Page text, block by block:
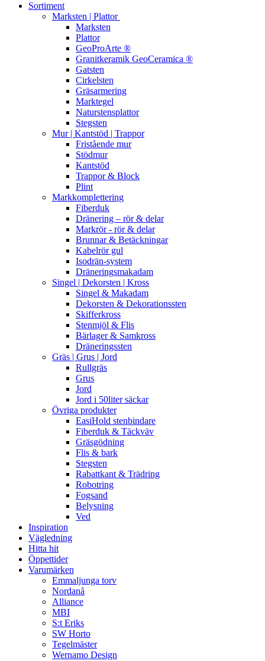
Sortiment
Marksten | Plattor
Marksten
Plattor
GeoProArte ®
Granitkeramik GeoCeramica ®
Gatsten
Cirkelsten
Gräsarmering
Marktegel
Naturstensplattor
Stegsten
Mur | Kantstöd | Trappor
Fristående mur
Stödmur
Kantstöd
Trappor & Block
Plint
Markkomplettering
Fiberduk
Dränering – rör & delar
Markrör - rör & delar
Brunnar & Betäckningar
Kabelrör gul
Isodrän-system
Dräneringsmakadam
Singel | Dekorsten | Kross
Singel & Makadam
Dekorsten & Dekorationssten
Skifferkross
Stenmjöl & Flis
Bärlager & Samkross
Dräneringssten
Gräs | Grus | Jord
Rullgräs
Grus
Jord
Jord i 50liter säckar
Övriga produkter
EasiHold stenbindare
Fiberduk & Täckväv
Gräsgödning
Flis & bark
Stegsten
Rabattkant & Trädring
Robotring
Fogsand
Belysning
Ved
Inspiration
Vägledning
Hitta hit
Öppettider
Varumärken
Emmaljunga torv
Nordanå
Alliance
MBI
S:t Eriks
SW Horto
Tegelmäster
Wernamo Design